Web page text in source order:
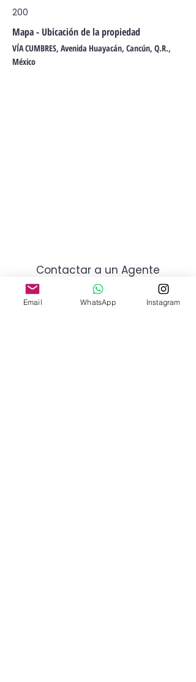
200
Mapa - Ubicación de la propiedad
VÍA CUMBRES, Avenida Huayacán, Cancún, Q.R.,
México
Contactar a un Agente
Email WhatsApp Instagram